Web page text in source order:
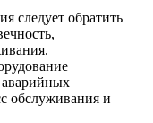
следует обратить
аварийных
обслуживания и